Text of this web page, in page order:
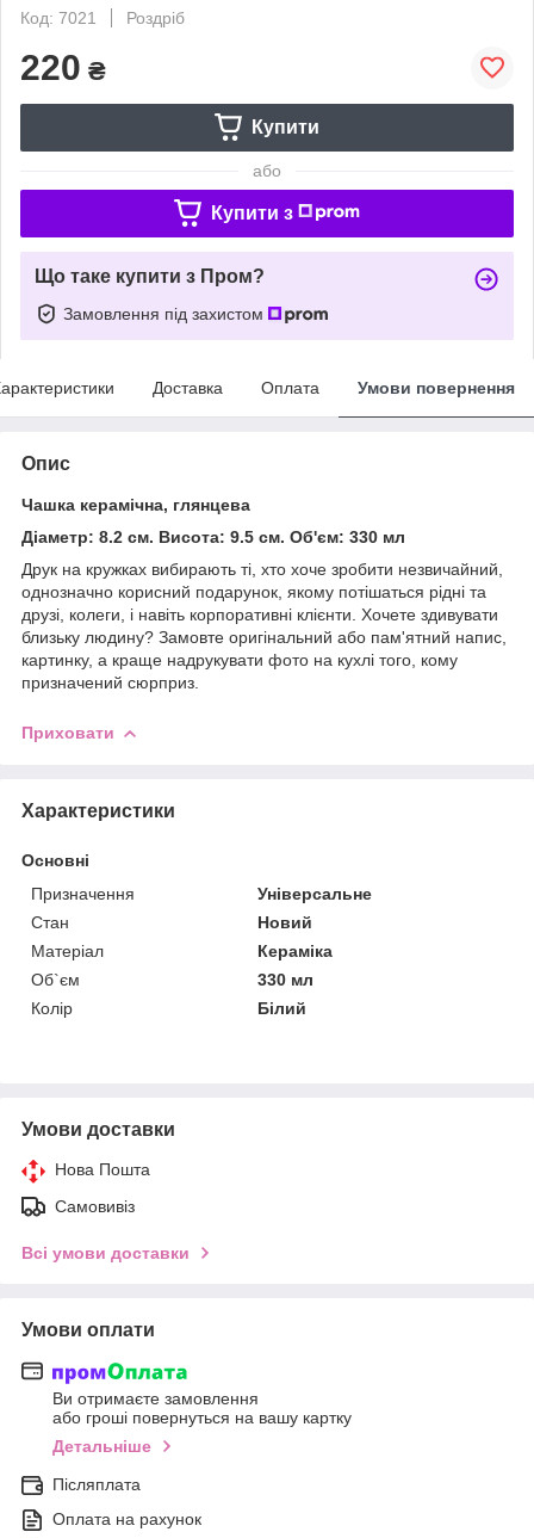
Код: 7021
Роздріб
220 ₴
Купити
або
Купити з
Що таке купити з Пром?
Замовлення під захистом
Доставка Оплата Умови повернення
Опис
Чашка керамічна, глянцева
Діаметр: 8.2 см. Висота: 9.5 см. Об'єм: 330 мл
Друк на кружках вибирають ті, хто хоче зробити незвичайний,
однозначно корисний подарунок, якому потішаться рідні та
друзі, колеги, і навіть корпоративні клієнти. Хочете здивувати
близьку людину? Замовте оригінальний або пам'ятний напис,
картинку, а краще надрукувати фото на кухлі того, кому
призначений сюрприз.
Приховати
Характеристики
Основні
Призначення
Універсальне
Стан
Новий
Матеріал
Кераміка
Об`єм
330 мл
Колір
Білий
Умови доставки
Нова Пошта
Самовивіз
Всі умови доставки
Умови оплати
Ви отримаєте замовлення
або гроші повернуться на вашу картку
Детальніше
Післяплата
Оплата на рахунок